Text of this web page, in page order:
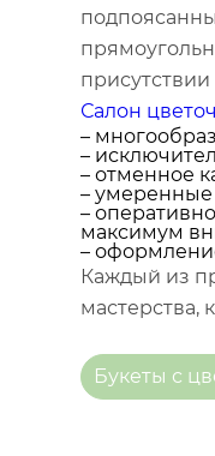
Салон
–
–
– отменное
–
–
максимум
–
Каждый из
мастерства,
Букеты с